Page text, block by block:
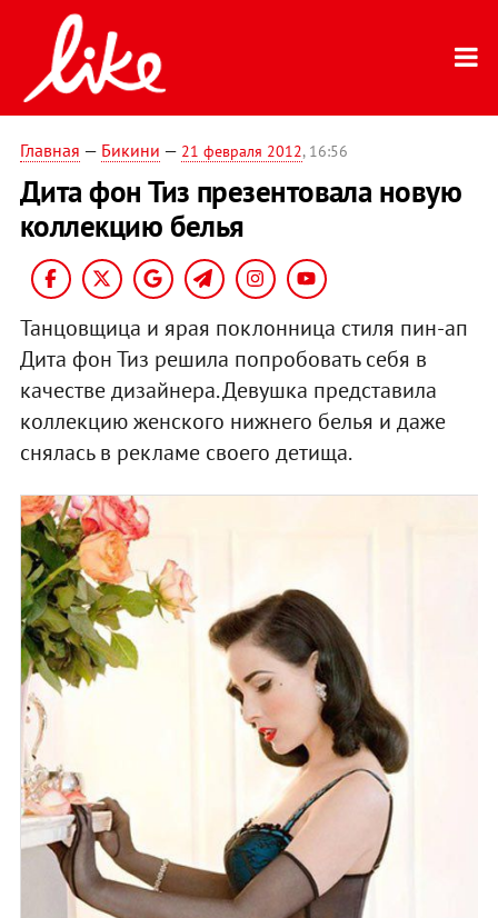
Главная — Бикини — 21 февраля 2012, 16:56
Дита фон Тиз презентовала новую
коллекцию белья
Танцовщица и ярая поклонница стиля пин-ап
Дита фон Тиз решила попробовать себя в
качестве дизайнера. Девушка представила
коллекцию женского нижнего белья и даже
снялась в рекламе своего детища.